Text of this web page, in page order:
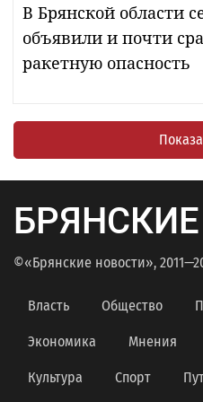
В Брянской области
объявили и почти
ракетную опасность
БРЯНСКИЕ
©«Брянские новости»,
Власть Общество
Экономика Мнения
Культура Спорт